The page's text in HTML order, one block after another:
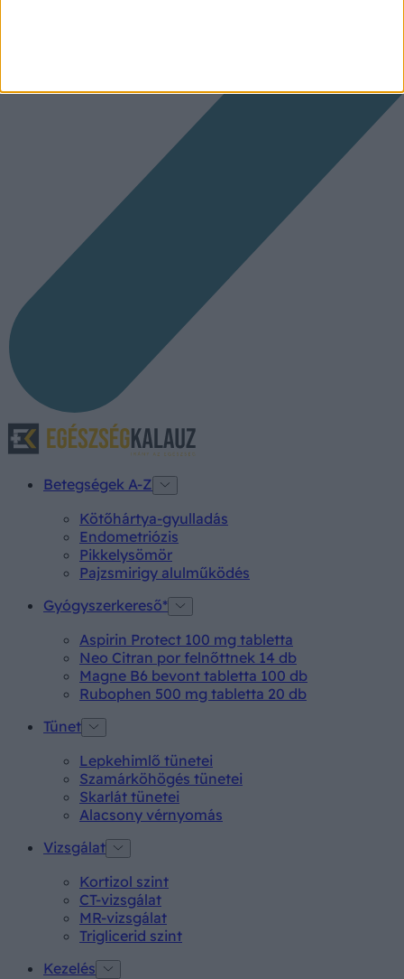
Betegségek A-Z
Kötőhártya-gyulladás
Endometriózis
Pikkelysömör
Pajzsmirigy alulműködés
Gyógyszerkereső*
Aspirin Protect 100 mg tabletta
Neo Citran por felnőttnek 14 db
Magne B6 bevont tabletta 100 db
Rubophen 500 mg tabletta 20 db
Tünet
Lepkehimlő tünetei
Szamárköhögés tünetei
Skarlát tünetei
Alacsony vérnyomás
Vizsgálat
Kortizol szint
CT-vizsgálat
MR-vizsgálat
Triglicerid szint
Kezelés